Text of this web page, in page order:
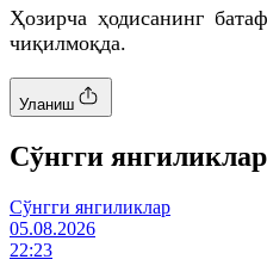
Ҳозирча ҳодисанинг
чиқилмоқда.
Уланиш
Cўнгги янгиликлар
Cўнгги янгиликлар
05.08.2026
22:23